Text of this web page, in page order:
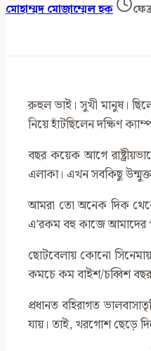
মোহাম্মদ মোজাম্মেল হক
রুহুল ভাই। সুখী মানুষ।
নিয়ে হাঁটছিলেন দক্ষিণ
বছর কয়েক আগে
এলাকা। এখন সবকিছু
আমরা তো অনেক দিক
এ’রকম বহু কাজে আমাদের
ছোটবেলায় কোনো
কমচে কম বাইশ/চব্বিশ
প্রধানত বহিরাগত
যায়। তাই, খরগোশ ছেড়ে